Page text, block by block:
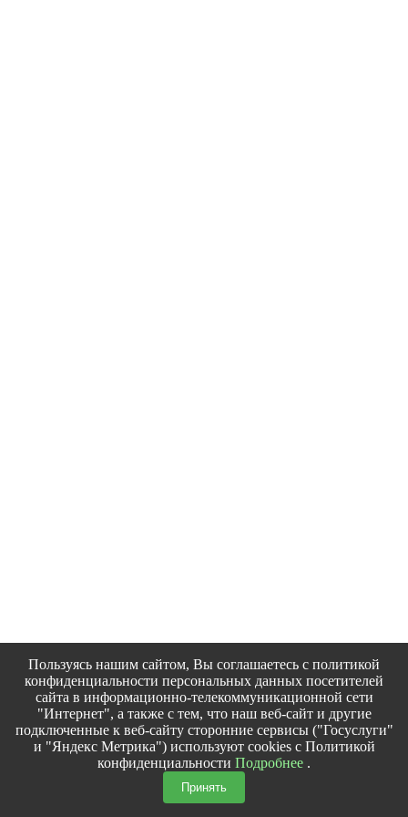
Пользуясь нашим сайтом, Вы соглашаетесь с политикой
конфиденциальности персональных данных посетителей
сайта в информационно-телекоммуникационной сети
"Интернет", а также с тем, что наш веб-сайт и другие
подключенные к веб-сайту сторонние сервисы ("Госуслуги"
и "Яндекс Метрика") используют cookies с Политикой
конфиденциальности Подробнее .
Принять